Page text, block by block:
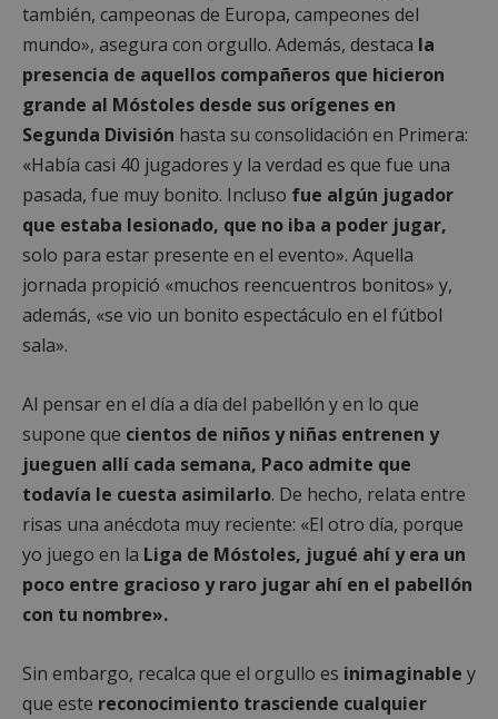
también, campeonas de Europa, campeones del
mundo», asegura con orgullo. Además, destaca la
presencia de aquellos compañeros que hicieron
grande al Móstoles desde sus orígenes en
Segunda División hasta su consolidación en Primera:
«Había casi 40 jugadores y la verdad es que fue una
pasada, fue muy bonito. Incluso fue algún jugador
que estaba lesionado, que no iba a poder jugar,
solo para estar presente en el evento». Aquella
jornada propició «muchos reencuentros bonitos» y,
además, «se vio un bonito espectáculo en el fútbol
sala».
Al pensar en el día a día del pabellón y en lo que
supone que cientos de niños y niñas entrenen y
jueguen allí cada semana, Paco admite que
todavía le cuesta asimilarlo. De hecho, relata entre
risas una anécdota muy reciente: «El otro día, porque
yo juego en la Liga de Móstoles, jugué ahí y era un
poco entre gracioso y raro jugar ahí en el pabellón
con tu nombre».
Sin embargo, recalca que el orgullo es inimaginable y
que este reconocimiento trasciende cualquier